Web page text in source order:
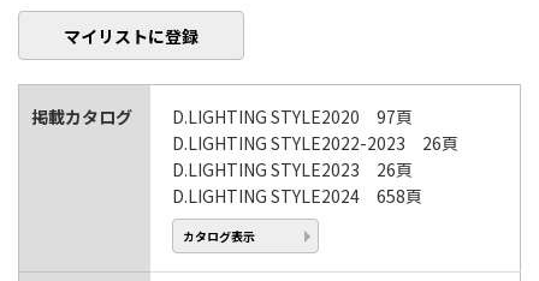
マイリストに登録
掲載カタログ
D.LIGHTING STYLE2020 97頁
D.LIGHTING STYLE2022-2023 26頁
D.LIGHTING STYLE2023 26頁
D.LIGHTING STYLE2024 658頁
カタログ表示